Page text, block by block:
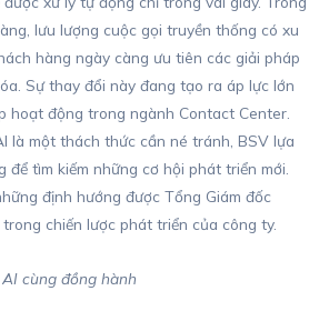
lưu lượng cuộc gọi truyền thống có xu
hàng ngày càng ưu tiên các giải pháp
Sự thay đổi này đang tạo ra áp lực lớn
hoạt động trong ngành Contact Center.
là một thách thức cần né tránh, BSV lựa
để tìm kiếm những cơ hội phát triển mới.
định hướng được Tổng Giám đốc
chiến lược phát triển của công ty.
cùng đồng hành